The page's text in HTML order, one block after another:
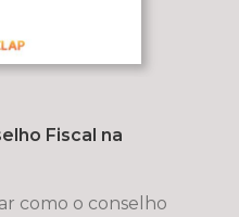
Fiscal na
como o conselho